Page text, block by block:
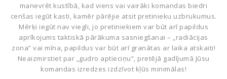
LĀZERTAGS
SPĒLES NOTEIKUMI
SCENĀRIJI
DROŠĪBAS NOTEIKUMI
manevrēt kustībā, kad viens vai vairāki komandas biedri
cenšas iegūt kasti, kamēr pārējie atsit pretinieku uzbrukumus.
Mērķi iegūt nav viegli, jo pretiniekiem var būt arī papildus
aprīkojums taktiskā pārākuma sasniegšanai – „radiācijas
zona” vai mīna, papildus var būt arī granātas ar laika atskaiti!
Neaizmirstiet par „gudro aptieciņu”, pretējā gadījumā Jūsu
komandas izredzes izdzīvot kļūs minimālas!